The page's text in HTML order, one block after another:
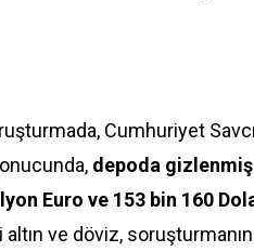
Cumhuriyet
depoda
Euro ve 153 bin 160
ve döviz,